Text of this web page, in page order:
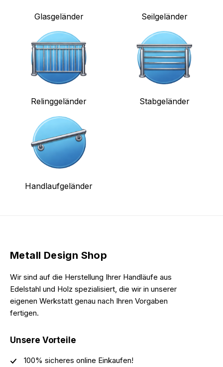
Glasgeländer Seilgeländer
Relinggeländer Stabgeländer
Handlaufgeländer
Metall Design Shop
Wir sind auf die Herstellung Ihrer Handläufe aus
Edelstahl und Holz spezialisiert, die wir in unserer
eigenen Werkstatt genau nach Ihren Vorgaben
fertigen.
Unsere Vorteile
100% sicheres online Einkaufen!